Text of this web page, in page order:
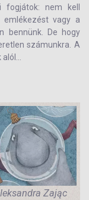
fogjátok: nem kell
vagy a
bennünk. De hogy
számunkra. A
Zając